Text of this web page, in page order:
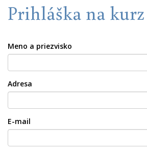
Prihláška na kurz
Meno a priezvisko
Adresa
E-mail